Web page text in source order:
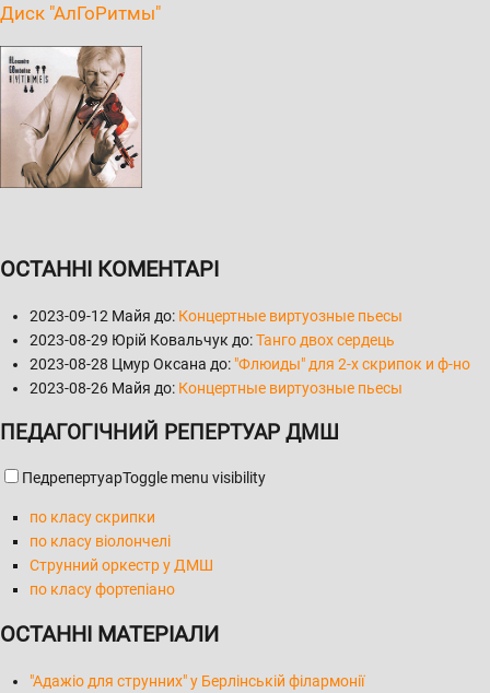
Диск "АлГоРитмы"
ОСТАННІ КОМЕНТАРІ
2023-09-12 Майя до: Концертные виртуозные пьесы
2023-08-29 Юрій Ковальчук до:Танго двох сердець
2023-08-28 Цмур Оксана до: "Флюиды" для 2-х скрипок и ф-но
2023-08-26 Майя до: Концертные виртуозные пьесы
ПЕДАГОГІЧНИЙ РЕПЕРТУАР ДМШ
ПедрепертуарToggle menu visibility
по класу скрипки
по класу віолончелі
Струнний оркестр у ДМШ
по класу фортепіано
ОСТАННІ МАТЕРІАЛИ
"Адажіо для струнних" у Берлінській філармонії